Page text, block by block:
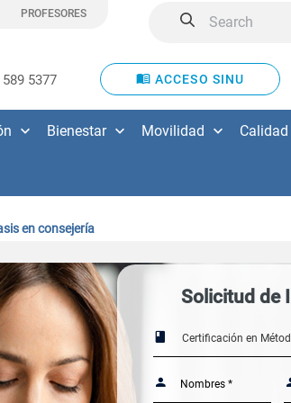
PROFESORES
5377 ACCESO SINU
Bienestar Movilidad Calidad
en consejería
Solicitud de